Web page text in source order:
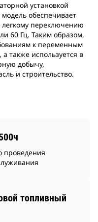
установкой
обеспечивает
переключению
60 Гц. Таким образом,
к переменным
также используется в
добычу,
и строительство.
проведения
топливный